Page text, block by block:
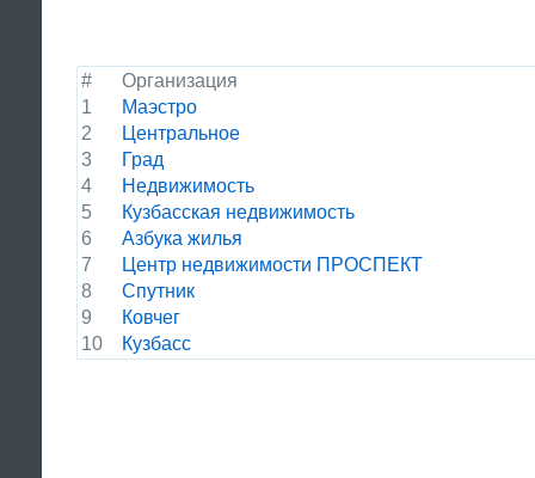
#
Организация
1
Маэстро
2
Центральное
3
Град
4
Недвижимость
5
Кузбасская недвижимость
6
Азбука жилья
7
Центр недвижимости ПРОСПЕКТ
8
Спутник
9
Ковчег
10
Кузбасс